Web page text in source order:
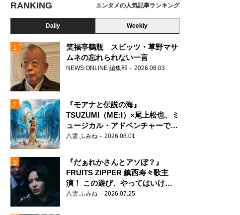
RANKING エンタメの人気記事ランキング
Daily Weekly
笑福亭鶴瓶 スピッツ・草野マサ
ムネの忘れられない一言
NEWS ONLINE 編集部 2026.08.03
『モアナと伝説の海』
TSUZUMI（ME:I）×尾上松也、ミ
ュージカル・アドベンチャーで美
声を響かせる
八雲 ふみね 2026.08.01
『だぁれかさんとアソぼ？』
FRUITS ZIPPER 鎮西寿々歌主
演！ この遊び、やってはいけま
せん。
八雲 ふみね 2026.07.25